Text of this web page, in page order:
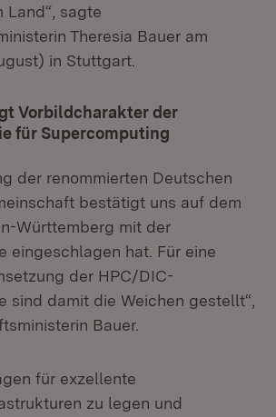
Land“, sagte
Theresia Bauer am
in Stuttgart.
Vorbildcharakter der
für Supercomputing
der renommierten Deutschen
bestätigt uns auf dem
Württemberg mit der
eingeschlagen hat. Für eine
der HPC/DIC-
sind damit die Weichen gestellt“,
Bauer.
für exzellente
zu legen und